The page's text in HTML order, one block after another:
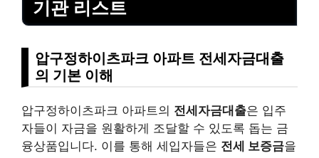
기관 리스트
압구정하이츠파크 아파트 전세자금대출
의 기본 이해
압구정하이츠파크 아파트의 전세자금대출은 입주
자들이 자금을 원활하게 조달할 수 있도록 돕는 금
융상품입니다. 이를 통해 세입자들은 전세 보증금을